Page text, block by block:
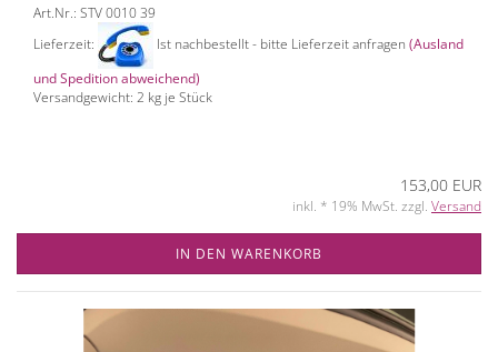
Art.Nr.: STV 0010 39
Lieferzeit:
Ist nachbestellt - bitte Lieferzeit anfragen (Ausland
und Spedition abweichend)
Versandgewicht: 2 kg je Stück
153,00 EUR
inkl. * 19% MwSt. zzgl. Versand
IN DEN WARENKORB